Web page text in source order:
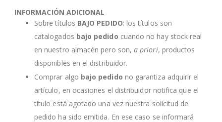
INFORMACIÓN ADICIONAL
Sobre títulos BAJO PEDIDO: los títulos son
catalogados bajo pedido cuando no hay stock real
en nuestro almacén pero son,a priori, productos
disponibles en el distribuidor.
Comprar algo bajo pedido no garantiza adquirir el
artículo, en ocasiones el distribuidor notifica que el
título está agotado una vez nuestra solicitud de
pedido ha sido emitida. En ese caso se informará